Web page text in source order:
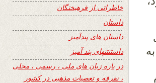
خاطراتی از فرهیختگان
داستان
داستان های پندآمیز
داستنتنهای پند آمیز
در باره زبان های ملی ، رسمی ، محلی
، تفرقه و تعصبات مذهبی در کشور